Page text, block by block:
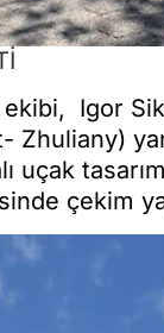
Igor
çekim